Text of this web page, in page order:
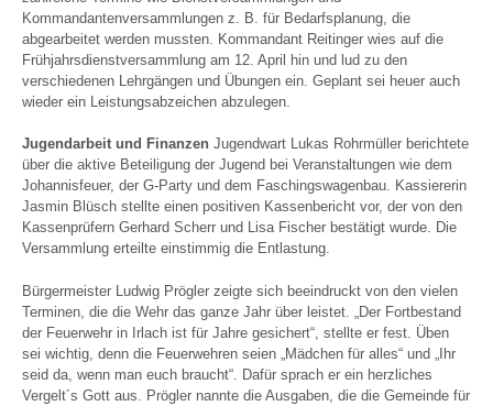
Kommandantenversammlungen z. B. für Bedarfsplanung, die
abgearbeitet werden mussten. Kommandant Reitinger wies auf die
Frühjahrsdienstversammlung am 12. April hin und lud zu den
verschiedenen Lehrgängen und Übungen ein. Geplant sei heuer auch
wieder ein Leistungsabzeichen abzulegen.
Jugendarbeit und Finanzen Jugendwart Lukas Rohrmüller berichtete
über die aktive Beteiligung der Jugend bei Veranstaltungen wie dem
Johannisfeuer, der G-Party und dem Faschingswagenbau. Kassiererin
Jasmin Blüsch stellte einen positiven Kassenbericht vor, der von den
Kassenprüfern Gerhard Scherr und Lisa Fischer bestätigt wurde. Die
Versammlung erteilte einstimmig die Entlastung.
Bürgermeister Ludwig Prögler zeigte sich beeindruckt von den vielen
Terminen, die die Wehr das ganze Jahr über leistet. „Der Fortbestand
der Feuerwehr in Irlach ist für Jahre gesichert“, stellte er fest. Üben
sei wichtig, denn die Feuerwehren seien „Mädchen für alles“ und „Ihr
seid da, wenn man euch braucht“. Dafür sprach er ein herzliches
Vergelt´s Gott aus. Prögler nannte die Ausgaben, die die Gemeinde für